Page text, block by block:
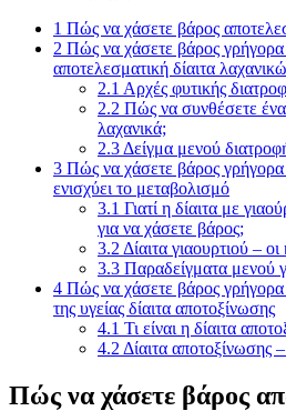
1 Πώς να χάσετε βάρος
2 Πώς να χάσετε βάρος
αποτελεσματική δίαιτα
2.1 Αρχές φυτικής
2.2 Πώς να συνθέσετε
λαχανικά;
2.3 Δείγμα μενού
3 Πώς να χάσετε βάρος γρήγορα
ενισχύει το μεταβολισμό
3.1 Γιατί η δίαιτα με
για να χάσετε βάρος;
3.2 Δίαιτα γιαουρτιού –
3.3 Παραδείγματα μενού
4 Πώς να χάσετε βάρος
της υγείας δίαιτα αποτοξίνωσης
4.1 Τι είναι η δίαιτα
4.2 Δίαιτα αποτοξίνωσης
Πώς να χάσετε βάρος